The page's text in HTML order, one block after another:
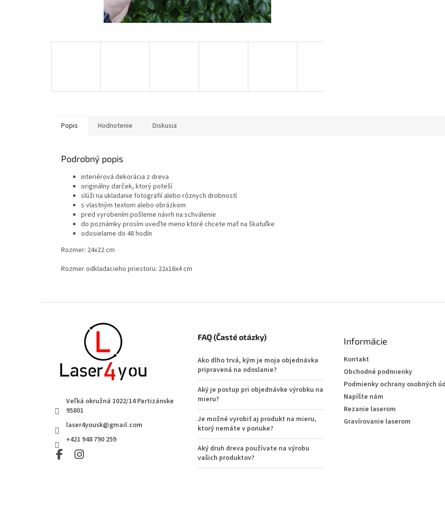
Popis Hodnotenie Diskusia
Podrobný popis
interiérová dekorácia z dreva
originálny darček, ktorý poteší
slúži na ukladanie fotografií alebo rôznych drobností
s vlastným textom alebo obrázkom
pred vyrobením pošleme návrh na schválenie
do poznámky prosím uveďte meno ktoré chcete mať na škatuľke
odosielame do 48 hodín
Rozmer: 24x22 cm
Rozmer odkladacieho priestoru: 22x16x4 cm
Veľká okružná 1022/14 Partizánske
95801
laser4yousk@gmail.com
+421 948 790 259
FAQ (Časté otázky)
Ako dlho trvá, kým je moja objednávka
pripravená na odoslanie?
Aký je postup pri objednávke výrobku na
mieru?
Je možné vyrobiť aj produkt na mieru,
ktorý nemáte v ponuke?
Aký druh dreva používate na výrobu
vašich produktov?
Informácie
Kontakt
Obchodné podmienky
Podmienky ochrany osobných
Napíšte nám
Rezanie laserom
Gravírovanie laserom